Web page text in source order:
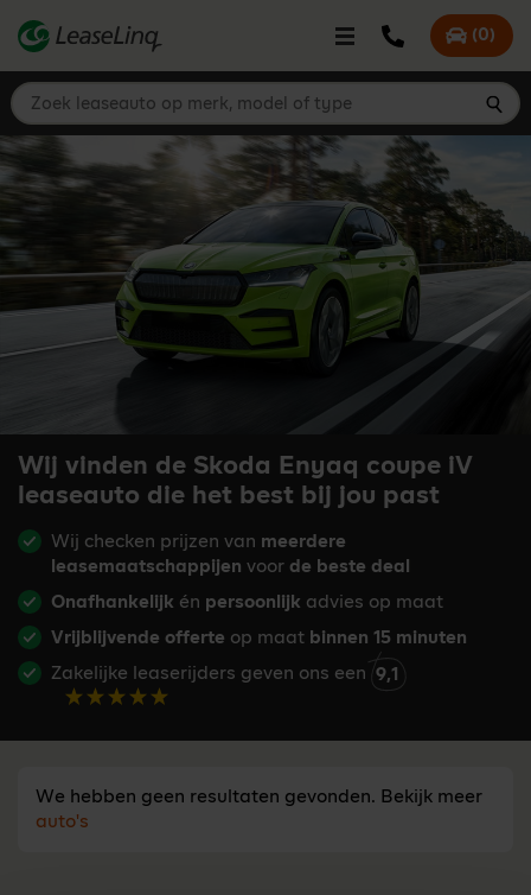
Bel LeaseLinq
Mijn
(0)
Zoek leaseauto op merk, model of type
Wij vinden de Skoda Enyaq coupe iV
leaseauto die het best bij jou past
Wij checken prijzen van meerdere
leasemaatschappijen voor de beste deal
Onafhankelijk én persoonlijk advies op maat
Vrijblijvende offerte op maat binnen 15 minuten
Zakelijke leaserijders geven ons een 9,1
We hebben geen resultaten gevonden. Bekijk meer
auto's